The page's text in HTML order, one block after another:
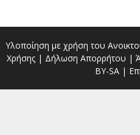
Υλοποίηση με χρήση του
Χρήσης| Δήλωση Απορρήτου |
BY-SA |